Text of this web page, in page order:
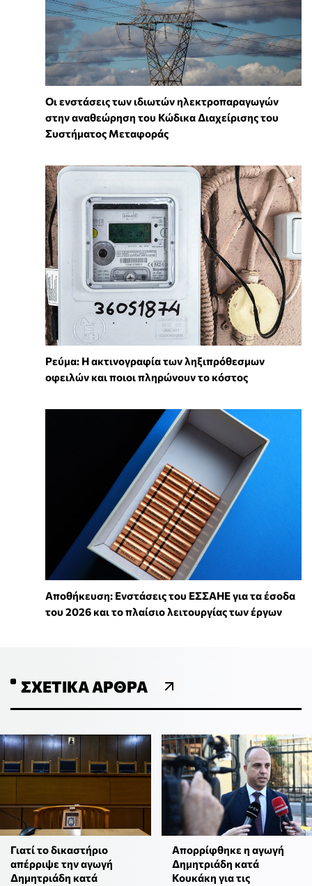
Οι ενστάσεις των ιδιωτών ηλεκτροπαραγωγών
στην αναθεώρηση του Κώδικα Διαχείρισης του
Συστήματος Μεταφοράς
Ρεύμα: Η ακτινογραφία των ληξιπρόθεσμων
οφειλών και ποιοι πληρώνουν το κόστος
Αποθήκευση: Ενστάσεις του ΕΣΣΑΗΕ για τα έσοδα
του 2026 και το πλαίσιο λειτουργίας των έργων
ΣΧΕΤΙΚΆ ΆΡΘΡΑ
Γιατί το δικαστήριο
απέρριψε την αγωγή
Δημητριάδη κατά
Απορρίφθηκε η αγωγή
Δημητριάδη κατά
Κουκάκη για τις